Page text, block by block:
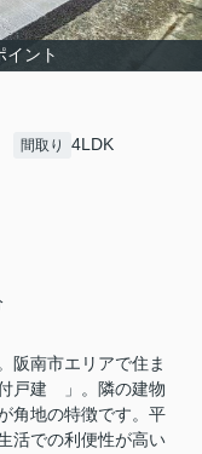
イント
間取り 4LDK
阪南市エリアで住ま
戸建 」。隣の建物
角地の特徴です。平
活での利便性が高い